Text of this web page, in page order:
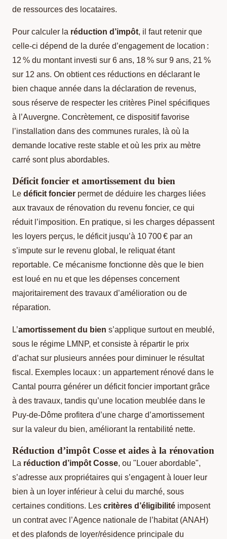
de ressources des locataires.
Pour calculer la réduction d’impôt, il faut retenir que
celle-ci dépend de la durée d’engagement de location :
12 % du montant investi sur 6 ans, 18 % sur 9 ans, 21 %
sur 12 ans. On obtient ces réductions en déclarant le
bien chaque année dans la déclaration de revenus,
sous réserve de respecter les critères Pinel spécifiques
à l’Auvergne. Concrètement, ce dispositif favorise
l’installation dans des communes rurales, là où la
demande locative reste stable et où les prix au mètre
carré sont plus abordables.
Déficit foncier et amortissement du bien
Le déficit foncier permet de déduire les charges liées
aux travaux de rénovation du revenu foncier, ce qui
réduit l’imposition. En pratique, si les charges dépassent
les loyers perçus, le déficit jusqu’à 10 700 € par an
s’impute sur le revenu global, le reliquat étant
reportable. Ce mécanisme fonctionne dès que le bien
est loué en nu et que les dépenses concernent
majoritairement des travaux d’amélioration ou de
réparation.
L’amortissement du bien s’applique surtout en meublé,
sous le régime LMNP, et consiste à répartir le prix
d’achat sur plusieurs années pour diminuer le résultat
fiscal. Exemples locaux : un appartement rénové dans le
Cantal pourra générer un déficit foncier important grâce
à des travaux, tandis qu’une location meublée dans le
Puy-de-Dôme profitera d’une charge d’amortissement
sur la valeur du bien, améliorant la rentabilité nette.
Réduction d’impôt Cosse et aides à la rénovation
La réduction d’impôt Cosse, ou "Louer abordable",
s’adresse aux propriétaires qui s’engagent à louer leur
bien à un loyer inférieur à celui du marché, sous
certaines conditions. Les critères d’éligibilité imposent
un contrat avec l’Agence nationale de l’habitat (ANAH)
et des plafonds de loyer/résidence principale du